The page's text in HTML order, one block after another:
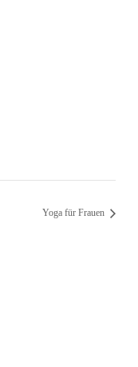
Yoga für Frauen